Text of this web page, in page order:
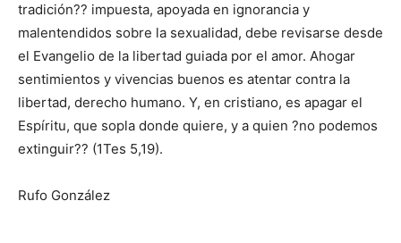
tradición?? impuesta, apoyada en ignorancia y
malentendidos sobre la sexualidad, debe revisarse desde
el Evangelio de la libertad guiada por el amor. Ahogar
sentimientos y vivencias buenos es atentar contra la
libertad, derecho humano. Y, en cristiano, es apagar el
Espíritu, que sopla donde quiere, y a quien ?no podemos
extinguir?? (1Tes 5,19).
Rufo González